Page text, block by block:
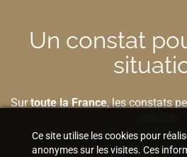
Un constat
Surtoute la France, les constats
sur place,sur siteoupar
l'élément à
Ce site utilise les cookies pour
anonymes sur les visites. Ces